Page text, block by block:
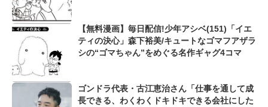
【無料漫画】毎日配信!少年アシベ(151)「イエ
ティの決心」森下裕美/キュートなゴマフアザラ
シの“ゴマちゃん”をめぐる名作ギャグ4コマ
ゴンドラ代表・古江恵治さん「仕事を通して成
長できる、わくわくドキドキできる会社にした